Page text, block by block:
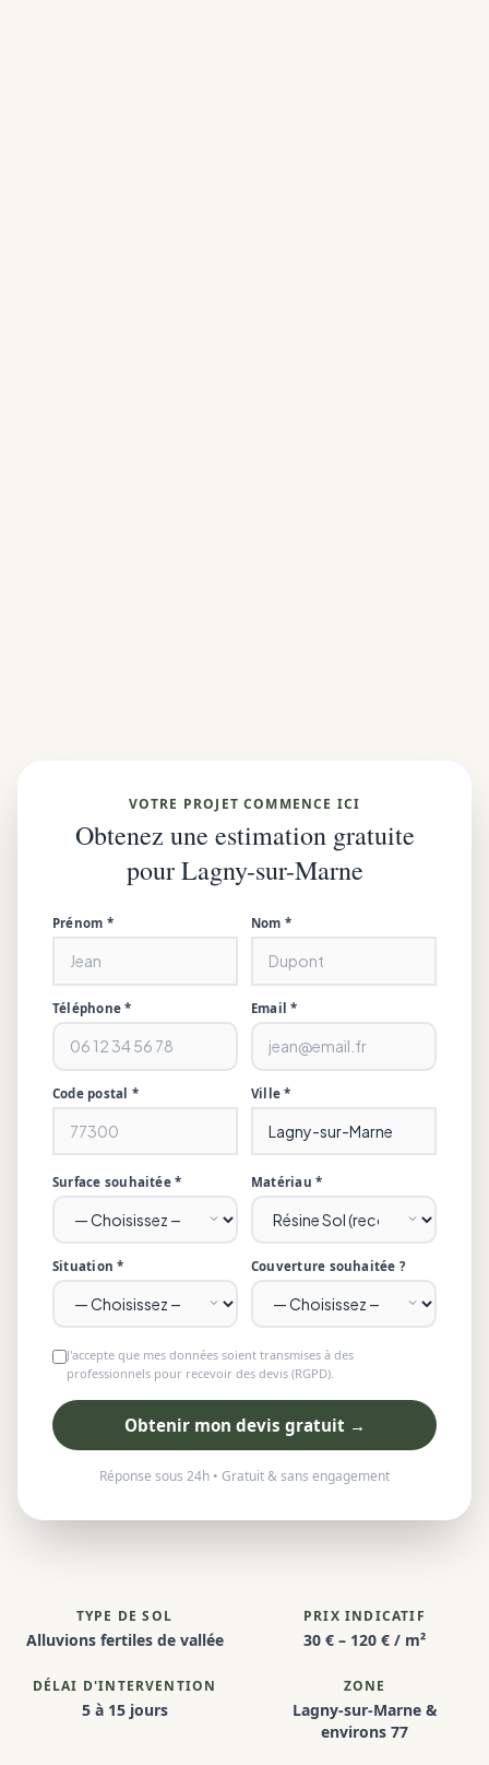
VOTRE PROJET COMMENCE ICI
Obtenez une estimation gratuite
pour Lagny-sur-Marne
Prénom * Nom *
Téléphone * Email *
Code postal * Ville *
Surface souhaitée * Matériau *
Situation * Couverture souhaitée ?
J'accepte que mes données soient transmises à des
professionnels pour recevoir des devis (RGPD).
Obtenir mon devis gratuit →
Réponse sous 24h • Gratuit & sans engagement
TYPE DE SOL
Alluvions fertiles de vallée
PRIX INDICATIF
30 € – 120 € / m²
DÉLAI D'INTERVENTION
5 à 15 jours
ZONE
Lagny-sur-Marne &
environs 77